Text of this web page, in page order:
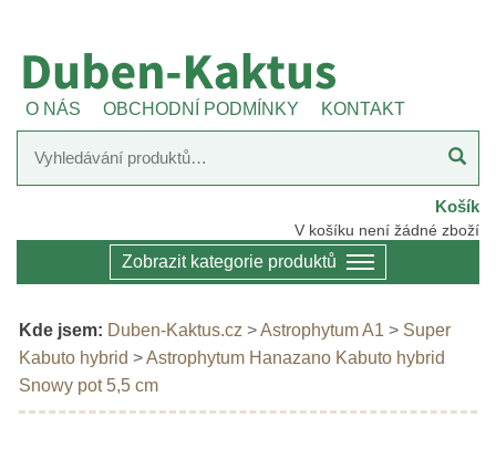
O NÁS OBCHODNÍ PODMÍNKY KONTAKT
Košík
V košíku není žádné zboží
Zobrazit kategorie produktů
Kde jsem: Duben-Kaktus.cz >Astrophytum A1 > Super
Kabuto hybrid >Astrophytum Hanazano Kabuto hybrid
Snowy pot 5,5 cm